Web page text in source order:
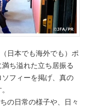
日本でも海外でも）ポ
ち溢れた立ち居振る
フィーを掲げ、真の
の日常の様子や、日々